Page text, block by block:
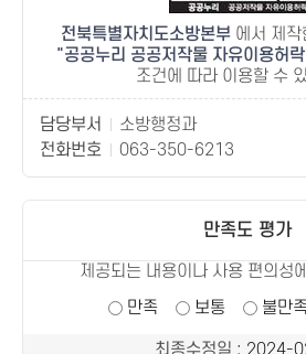
전북특별자치도소방본부 에서 제
공공누리 공공저작물 자유이용허
조건에 따라 이용할 수
담당부서
소방행정과
전화번호
063-350-6213
만족도 평가
제공되는 내용이나 사용 편의성
만족
보통 불만
최종수정일 : 2024-